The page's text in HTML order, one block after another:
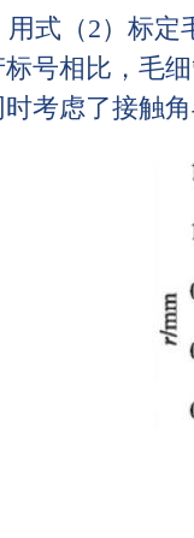
用式（2）标定
标号相比，毛
时考虑了接触